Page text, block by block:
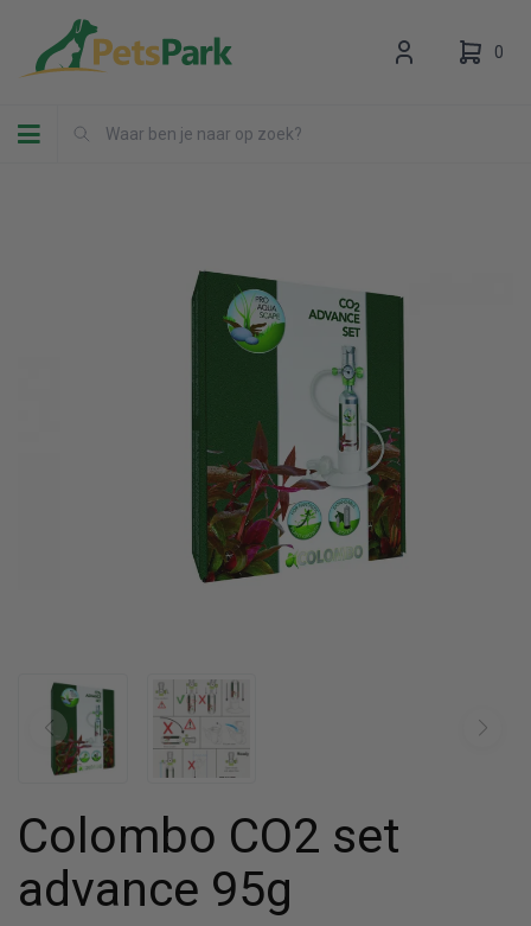
Toggle navigation
0
Uw winkelwagen is leeg.
Vul hem met producten.
Colombo CO2 set
advance 95g